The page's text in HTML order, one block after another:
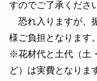
すのでご了承くださ
恐れ入りますが、
様ご負担となります。
※花材代と土代（土
ど）は実費となりま